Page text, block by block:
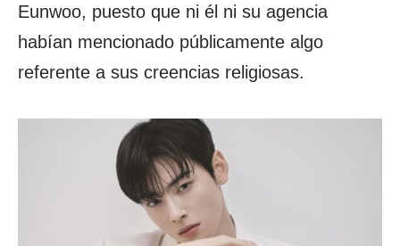
Eunwoo, puesto que ni él ni su agencia
habían mencionado públicamente algo
referente a sus creencias religiosas.